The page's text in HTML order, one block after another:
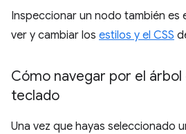
Inspeccionar un nodo también es
ver y cambiar los estilos y el CSS
Cómo navegar por el
teclado
Una vez que hayas seleccionado